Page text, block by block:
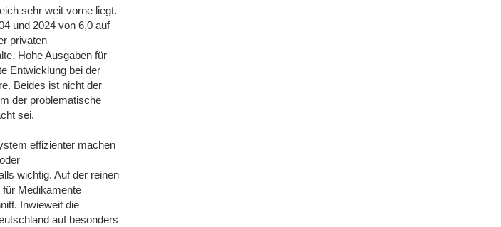
sehr weit vorne liegt.
und 2024 von 6,0 auf
privaten
Hohe Ausgaben für
Entwicklung bei der
Beides ist nicht der
der problematische
sei.
effizienter machen
wichtig. Auf der reinen
Medikamente
Inwieweit die
auf besonders